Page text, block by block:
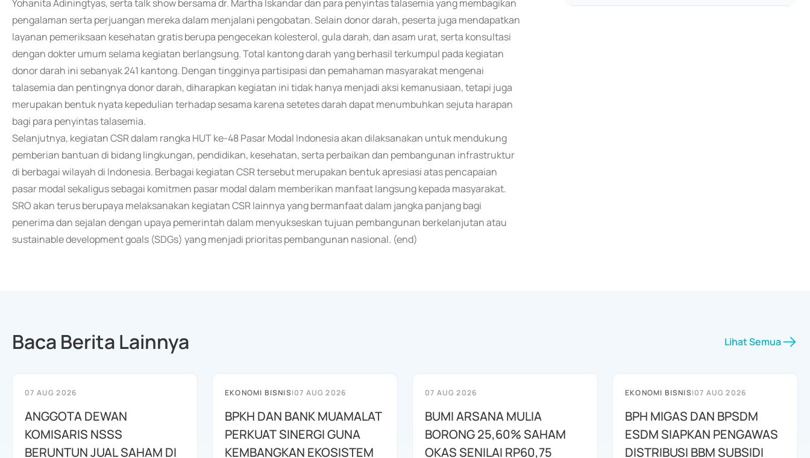
Yohanita Adiningtyas, serta talk show bersama dr. Martha Iskandar dan para penyintas talasemia yang membagikan
pengalaman serta perjuangan mereka dalam menjalani pengobatan. Selain donor darah, peserta juga mendapatkan
layanan pemeriksaan kesehatan gratis berupa pengecekan kolesterol, gula darah, dan asam urat, serta konsultasi
dengan dokter umum selama kegiatan berlangsung. Total kantong darah yang berhasil terkumpul pada kegiatan
donor darah ini sebanyak 241 kantong. Dengan tingginya partisipasi dan pemahaman masyarakat mengenai
talasemia dan pentingnya donor darah, diharapkan kegiatan ini tidak hanya menjadi aksi kemanusiaan, tetapi juga
merupakan bentuk nyata kepedulian terhadap sesama karena setetes darah dapat menumbuhkan sejuta harapan
bagi para penyintas talasemia.
Selanjutnya, kegiatan CSR dalam rangka HUT ke-48 Pasar Modal Indonesia akan dilaksanakan untuk mendukung
pemberian bantuan di bidang lingkungan, pendidikan, kesehatan, serta perbaikan dan pembangunan infrastruktur
di berbagai wilayah di Indonesia. Berbagai kegiatan CSR tersebut merupakan bentuk apresiasi atas pencapaian
pasar modal sekaligus sebagai komitmen pasar modal dalam memberikan manfaat langsung kepada masyarakat.
SRO akan terus berupaya melaksanakan kegiatan CSR lainnya yang bermanfaat dalam jangka panjang bagi
penerima dan sejalan dengan upaya pemerintah dalam menyukseskan tujuan pembangunan berkelanjutan atau
sustainable development goals (SDGs) yang menjadi prioritas pembangunan nasional. (end)
Baca Berita Lainnya Lihat Semua
07 AUG 2026
ANGGOTA DEWAN
KOMISARIS NSSS
BERUNTUN JUAL SAHAM DI
EKONOMI BISNIS|07 AUG 2026
BPKH DAN BANK MUAMALAT
PERKUAT SINERGI GUNA
KEMBANGKAN EKOSISTEM
07 AUG 2026
BUMI ARSANA MULIA
BORONG 25,60% SAHAM
OKAS SENILAI RP60,75
EKONOMI BISNIS|07 AUG 2026
BPH MIGAS DAN BPSDM
ESDM SIAPKAN PENGAWAS
DISTRIBUSI BBM SUBSIDI